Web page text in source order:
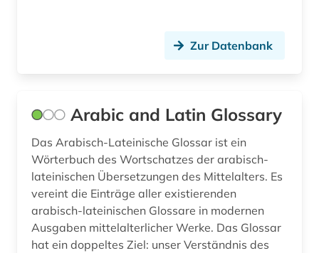
wissenschaftsgeschichte (1)
zeitschrift (3)
zeitung (1)
zentralasien (7)
Zur Datenbank
Arabic and Latin Glossary
Das Arabisch-Lateinische Glossar ist ein
Wörterbuch des Wortschatzes der arabisch-
lateinischen Übersetzungen des Mittelalters. Es
vereint die Einträge aller existierenden
arabisch-lateinischen Glossare in modernen
Ausgaben mittelalterlicher Werke. Das Glossar
hat ein doppeltes Ziel: unser Verständnis des